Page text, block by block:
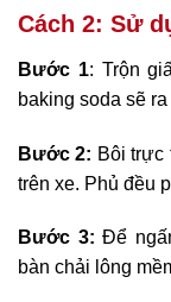
Cách 2: Sử
Bước 1: Trộn
baking soda sẽ
Bước 2: Bôi trực
trên xe. Phủ đều
Bước 3: Để
bàn chải lông